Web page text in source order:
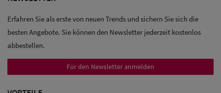
Sale: Army
Caps
Sale:
Trucker
Caps
Erfahren Sie als erste von neuen Trends und sichern Sie sich die
besten Angebote. Sie können den Newsletter jederzeit kostenlos
abbestellen.
Für den Newsletter anmelden